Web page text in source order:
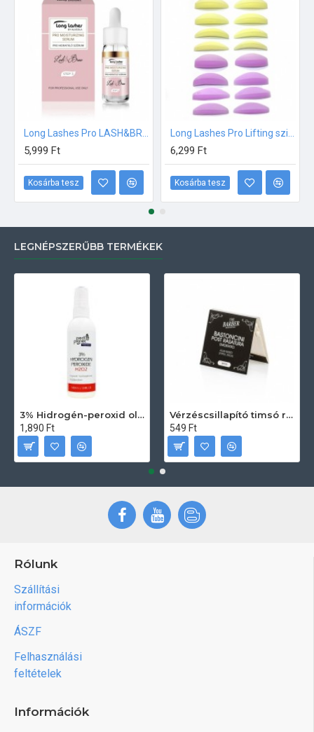
5,999 Ft
Kosárba tesz
6,299 Ft
Kosárba tesz
LEGNÉPSZERŰBB TERMÉKEK
3% Hidrogén-peroxid oldat (sebfertőtlenítő) 100ml
1,890 Ft
Vérzéscsillapító timsó rúd 20db
549 Ft
Rólunk
Szállítási
információk
ÁSZF
Felhasználási
feltételek
Információk